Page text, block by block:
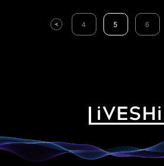
4 5 6